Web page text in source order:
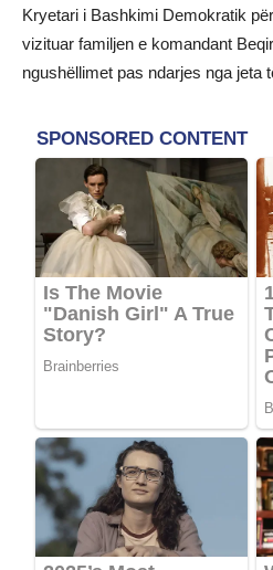
Kryetari i Bashkimi Demokratik
vizituar familjen e komandant
ngushëllimet pas ndarjes nga jeta